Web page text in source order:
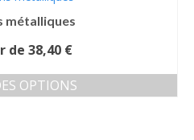
métalliques
de 38,40 €
OPTIONS